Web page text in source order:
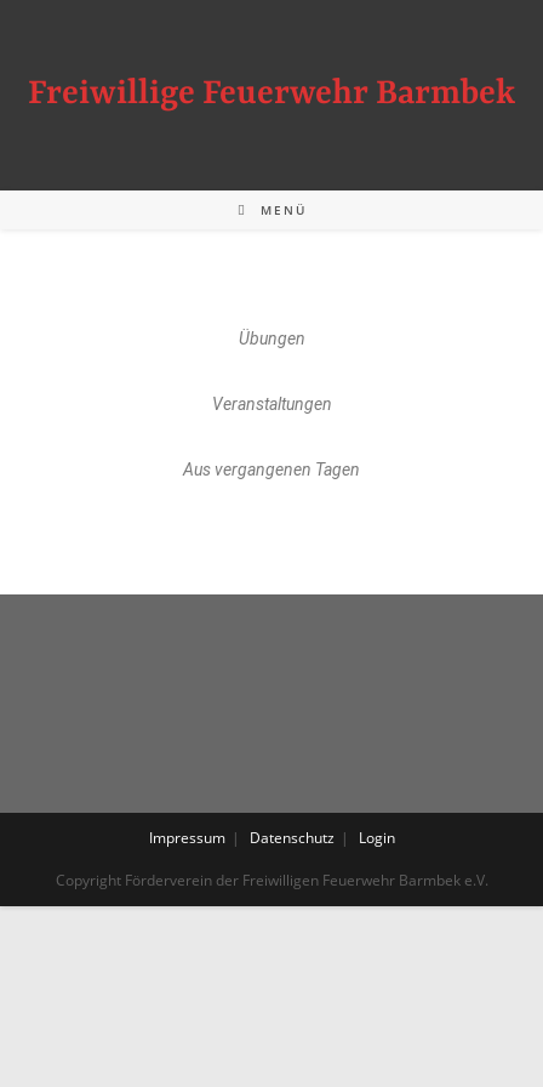
Freiwillige Feuerwehr Barmbek
MENÜ
Übungen
Veranstaltungen
Aus vergangenen Tagen
Impressum Datenschutz Login
Copyright Förderverein der Freiwilligen Feuerwehr Barmbek e.V.